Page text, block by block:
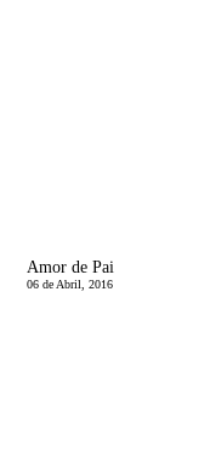
Amor de Pai
06 de Abril, 2016